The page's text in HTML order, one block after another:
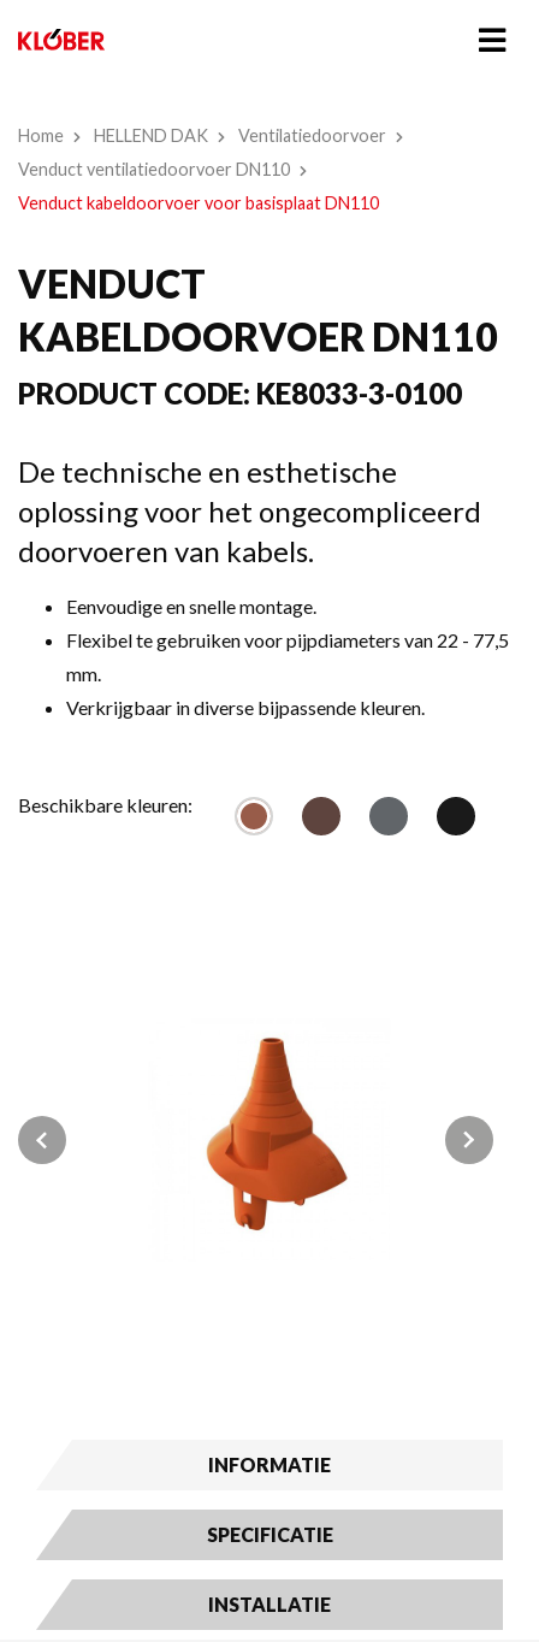
Home HELLEND DAK
Ventilatiedoorvoer
Venduct ventilatiedoorvoer DN110
Venduct kabeldoorvoer voor basisplaat DN110
VENDUCT
KABELDOORVOER DN110
PRODUCT CODE: KE8033-3-0100
De technische en esthetische
oplossing voor het ongecompliceerd
doorvoeren van kabels.
Eenvoudige en snelle montage.
Flexibel te gebruiken voor pijpdiameters van 22 - 77,5
mm.
Verkrijgbaar in diverse bijpassende kleuren.
Beschikbare kleuren:
Previous Next
INFORMATIE
SPECIFICATIE
INSTALLATIE